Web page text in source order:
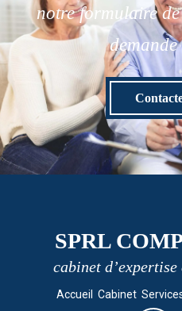
notre formulaire
demande
SPRL
cabinet
Accueil Cabinet